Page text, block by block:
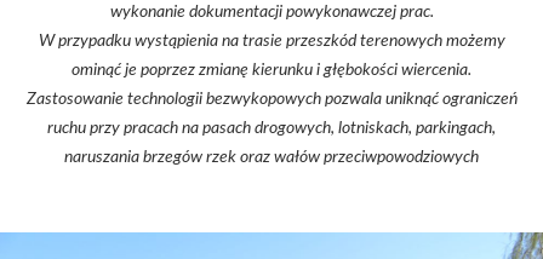
wykonanie dokumentacji powykonawczej prac.
W przypadku wystąpienia na trasie przeszkód terenowych możemy
ominąć je poprzez zmianę kierunku i głębokości wiercenia.
Zastosowanie technologii bezwykopowych pozwala uniknąć ograniczeń
ruchu przy pracach na pasach drogowych, lotniskach, parkingach,
naruszania brzegów rzek oraz wałów przeciwpowodziowych